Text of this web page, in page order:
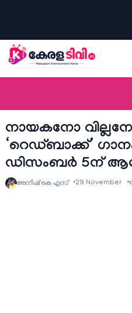
നായകനോ
‘റെഡ്ബാക്ക്’
ഡിസംബർ 5ന്
അനീഷ്‌ കെ എസ് 29 November